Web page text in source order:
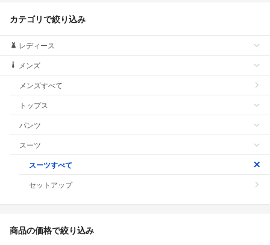
カテゴリで絞り込み
レディース
メンズ
メンズすべて
トップス
パンツ
スーツ
スーツすべて
セットアップ
商品の価格で絞り込み